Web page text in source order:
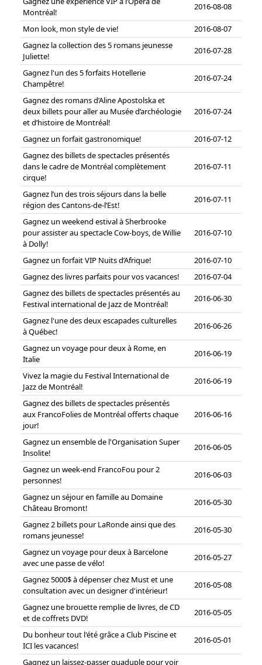
Montréal!
2016-08-08
Mon look, mon style de vie!
2016-08-07
Gagnez la collection des 5 romans jeunesse
Juliette!
2016-07-28
Gagnez l'un des 5 forfaits Hotellerie
Champêtre!
2016-07-24
Gagnez des romans d’Aline Apostolska et
deux billets pour aller au Musée d’archéologie
et d’histoire de Montréal!
2016-07-24
Gagnez un forfait gastronomique!
2016-07-12
Gagnez des billets de spectacles présentés
dans le cadre de Montréal complètement
cirque!
2016-07-11
Gagnez l’un des trois séjours dans la belle
région des Cantons-de-l’Est!
2016-07-11
Gagnez un weekend estival à Sherbrooke
pour assister au spectacle Cow-boys, de Willie
à Dolly!
2016-07-10
Gagnez un forfait VIP Nuits d’Afrique!
2016-07-10
Gagnez des livres parfaits pour vos vacances!
2016-07-04
Gagnez des billets de spectacles présentés au
Festival international de Jazz de Montréal!
2016-06-30
Gagnez l'une des deux escapades culturelles
à Québec!
2016-06-26
Gagnez un voyage pour deux à Rome, en
Italie
2016-06-19
Vivez la magie du Festival International de
Jazz de Montréal!
2016-06-19
Gagnez des billets de spectacles présentés
aux FrancoFolies de Montréal offerts chaque
jour!
2016-06-16
Gagnez un ensemble de l'Organisation Super
Insolite!
2016-06-05
Gagnez un week-end FrancoFou pour 2
personnes!
2016-06-03
Gagnez un séjour en famille au Domaine
Château Bromont!
2016-05-30
Gagnez 2 billets pour LaRonde ainsi que des
romans jeunesse!
2016-05-30
Gagnez un voyage pour deux à Barcelone
avec une passe de vélo!
2016-05-27
Gagnez 5000$ à dépenser chez Must et une
consultation avec un designer d'intérieur!
2016-05-08
Gagnez une brouette remplie de livres, de CD
et de coffrets DVD!
2016-05-05
Du bonheur tout l'été grâce a Club Piscine et
ICI les vacances!
2016-05-01
Gagnez un laissez-passer quaduple pour voir